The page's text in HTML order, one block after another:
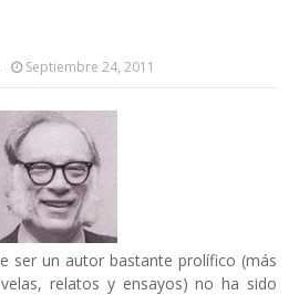
Septiembre 24, 2011
ser un autor bastante prolífico (más
relatos y ensayos) no ha sido